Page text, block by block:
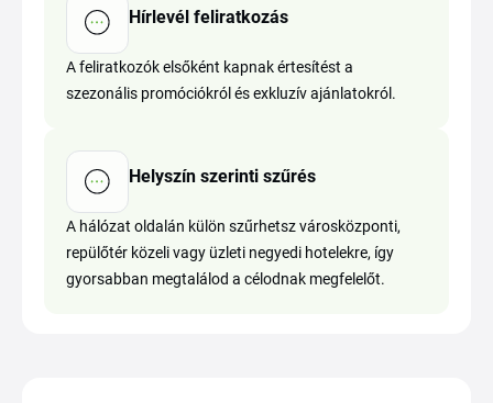
Hírlevél feliratkozás
A feliratkozók elsőként kapnak értesítést a
szezonális promóciókról és exkluzív ajánlatokról.
Helyszín szerinti szűrés
A hálózat oldalán külön szűrhetsz városközponti,
repülőtér közeli vagy üzleti negyedi hotelekre, így
gyorsabban megtalálod a célodnak megfelelőt.